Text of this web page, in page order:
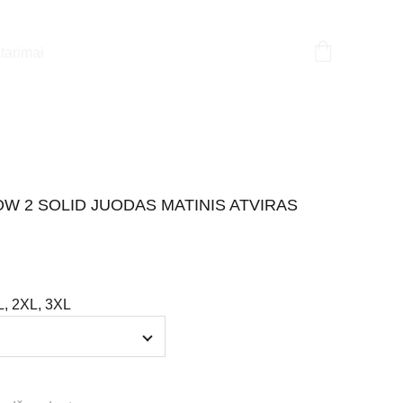
2 SOLID JUODAS MATINIS ATVIRAS
2XL, 3XL